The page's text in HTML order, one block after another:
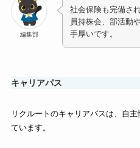
編集部
社会保険も完備さ
員持株会、部活動
手厚いです。
キャリアパス
リクルートのキャリアパスは、自
ています。